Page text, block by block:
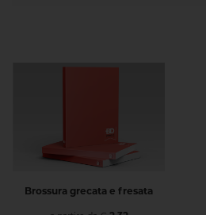
Brossura grecata e fresata